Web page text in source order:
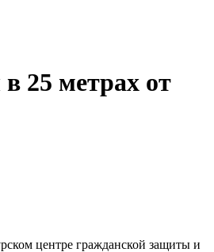
25 метрах от
центре гражданской защиты и